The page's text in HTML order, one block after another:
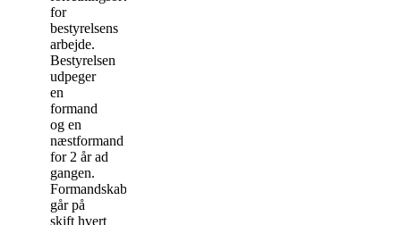
for
bestyrelsens
arbejde.
Bestyrelsen
udpeger
en
formand
og en
næstformand
for 2 år ad
gangen.
Formandskabet
går på
skift hvert